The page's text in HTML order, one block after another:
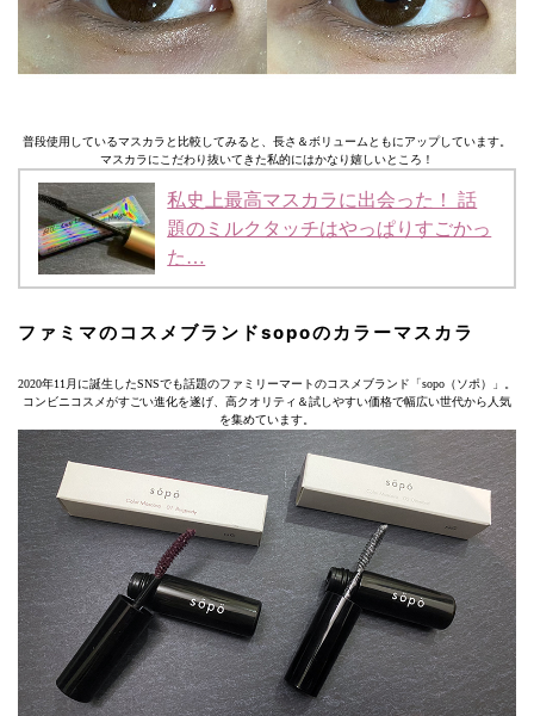
普段使用しているマスカラと比較してみると、長さ＆ボリュームともにアップしています。
マスカラにこだわり抜いてきた私的にはかなり嬉しいところ！
私史上最高マスカラに出会った！ 話
題のミルクタッチはやっぱりすごかっ
た…
ファミマのコスメブランドsopoのカラーマスカラ
2020年11月に誕生したSNSでも話題のファミリーマートのコスメブランド「sopo（ソポ）」。
コンビニコスメがすごい進化を遂げ、高クオリティ＆試しやすい価格で幅広い世代から人気
を集めています。